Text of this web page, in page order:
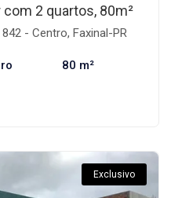
2 quartos, 80m²
- Centro, Faxinal-PR
80 m²
Exclusivo